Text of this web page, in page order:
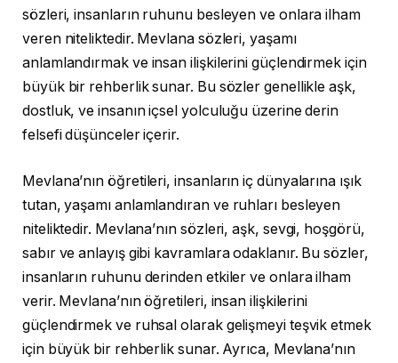
sözleri, insanların ruhunu besleyen ve onlara ilham
veren niteliktedir. Mevlana sözleri, yaşamı
anlamlandırmak ve insan ilişkilerini güçlendirmek için
büyük bir rehberlik sunar. Bu sözler genellikle aşk,
dostluk, ve insanın içsel yolculuğu üzerine derin
felsefi düşünceler içerir.
Mevlana’nın öğretileri, insanların iç dünyalarına ışık
tutan, yaşamı anlamlandıran ve ruhları besleyen
niteliktedir. Mevlana’nın sözleri, aşk, sevgi, hoşgörü,
sabır ve anlayış gibi kavramlara odaklanır. Bu sözler,
insanların ruhunu derinden etkiler ve onlara ilham
verir. Mevlana’nın öğretileri, insan ilişkilerini
güçlendirmek ve ruhsal olarak gelişmeyi teşvik etmek
için büyük bir rehberlik sunar. Ayrıca, Mevlana’nın